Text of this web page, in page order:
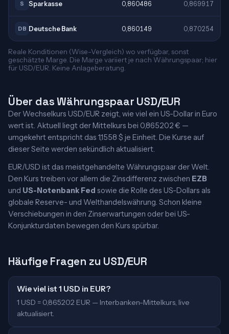
S Sparkasse 0,860486 0,869917
DB Deutsche Bank 0,860149 0,870254
Reale Konditionen (Wise-Vergleich) wo verfügbar, sonst
geschätzte Marge. Die Marge variiert je nach Währungspaar; hier
für USD/EUR. Keine Anlageberatung.
Über das Währungspaar USD/EUR
Der Wechselkurs USD/EUR zeigt, wie viel ein US-Dollar in Euro
wert ist. Aktuell liegt der Mittelkurs bei 0,865202 € —
umgekehrt entspricht das 1,1558 $ je Einheit. Die Kurse auf
dieser Seite werden sekündlich aktualisiert.
EUR/USD ist das meistgehandelte Währungspaar der Welt.
Den Kurs treiben vor allem die Zinsdifferenz zwischen EZB
und US-Notenbank Fed sowie die Rolle des US-Dollars als
globale Reserve- und Welthandelswährung. Schon kleine
Verschiebungen in den Zinserwartungen oder bei US-
Konjunkturdaten bewegen den Kurs spürbar.
Häufige Fragen zu USD/EUR
Wie viel ist 1 USD in EUR?
1 USD = 0,865202 EUR — Interbanken-Mittelkurs, live
aktualisiert.